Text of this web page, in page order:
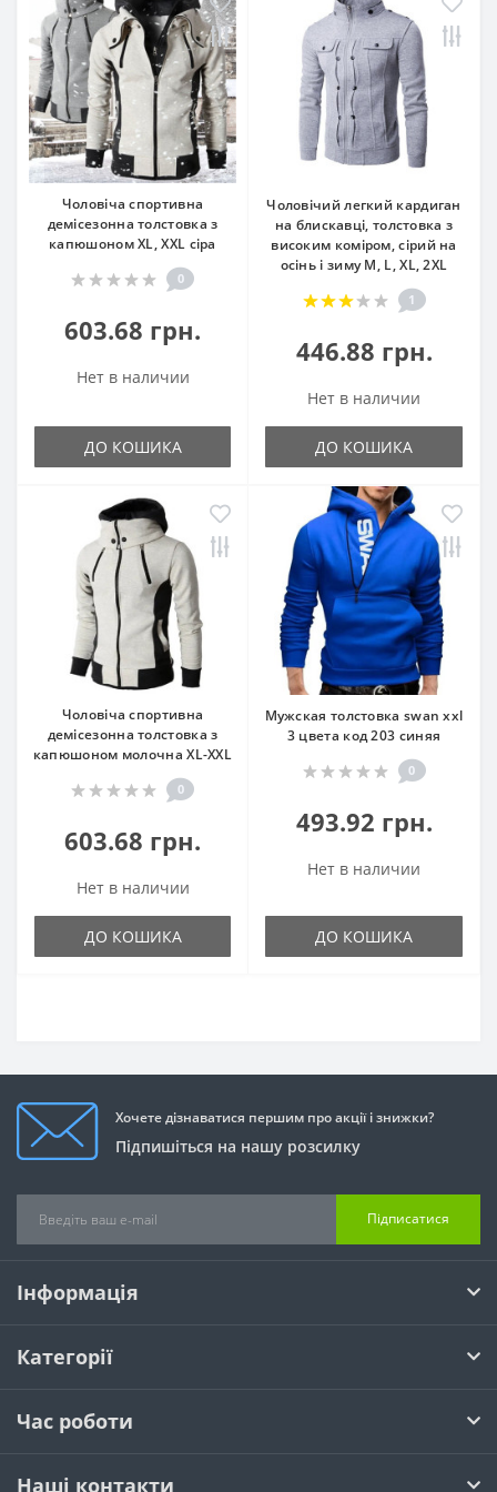
Чоловіча спортивна
демісезонна толстовка з
капюшоном XL, XXL сіра
0
603.68 грн.
Нет в наличии
ДО КОШИКА
Чоловічий легкий кардиган
на блискавці, толстовка з
високим коміром, cірий на
осінь і зиму М, L, ХL, 2ХL
1
446.88 грн.
Нет в наличии
ДО КОШИКА
Чоловіча спортивна
демісезонна толстовка з
капюшоном молочна XL-XXL
0
603.68 грн.
Нет в наличии
ДО КОШИКА
Мужская толстовка swan xxl
3 цвета код 203 синяя
0
493.92 грн.
Нет в наличии
ДО КОШИКА
Хочете дізнаватися першим про акції і знижки?
Підпишіться на нашу розсилку
Підписатися
Інформація
Категорії
Час роботи
Наші контакти